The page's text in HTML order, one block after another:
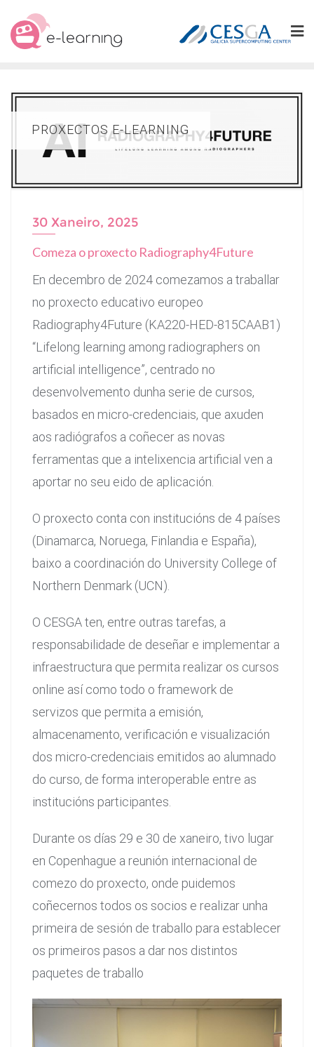
PROXECTOS E-LEARNING
30 Xaneiro, 2025
Comeza o proxecto Radiography4Future
En decembro de 2024 comezamos a traballar
no proxecto educativo europeo
Radiography4Future (KA220-HED-815CAAB1)
“Lifelong learning among radiographers on
artificial intelligence”, centrado no
desenvolvemento dunha serie de cursos,
basados en micro-credenciais, que axuden
aos radiógrafos a coñecer as novas
ferramentas que a intelixencia artificial ven a
aportar no seu eido de aplicación.
O proxecto conta con institucións de 4 países
(Dinamarca, Noruega, Finlandia e España),
baixo a coordinación do University College of
Northern Denmark (UCN).
O CESGA ten, entre outras tarefas, a
responsabilidade de deseñar e implementar a
infraestructura que permita realizar os cursos
online así como todo o framework de
servizos que permita a emisión,
almacenamento, verificación e visualización
dos micro-credenciais emitidos ao alumnado
do curso, de forma interoperable entre as
institucións participantes.
Durante os días 29 e 30 de xaneiro, tivo lugar
en Copenhague a reunión internacional de
comezo do proxecto, onde puidemos
coñecernos todos os socios e realizar unha
primeira de sesión de traballo para establecer
os primeiros pasos a dar nos distintos
paquetes de traballo